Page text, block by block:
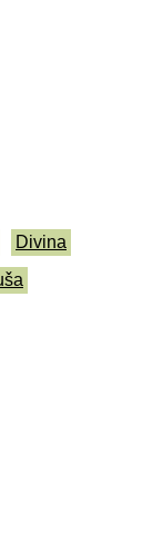
Divina